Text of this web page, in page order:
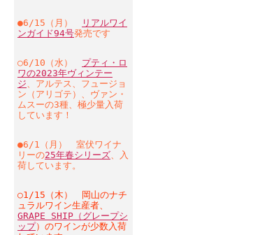
●6/15（月）
リアルワイ
ンガイド94号発売です
○6/10（水） プティ・ロ
ワの2023年ヴィンテー
ジ、アルテス、フュージョ
ン（アリゴテ）、ヴァン・
ムスーの3種、極少量入荷
しています！
●6/1（月） 室伏ワイナ
リーの25年春シリーズ、入
荷しています。
○1/15（木） 岡山のナチ
ュラルワイン生産者、
GRAPE SHIP（グレープシ
ップ）のワインが少数入荷